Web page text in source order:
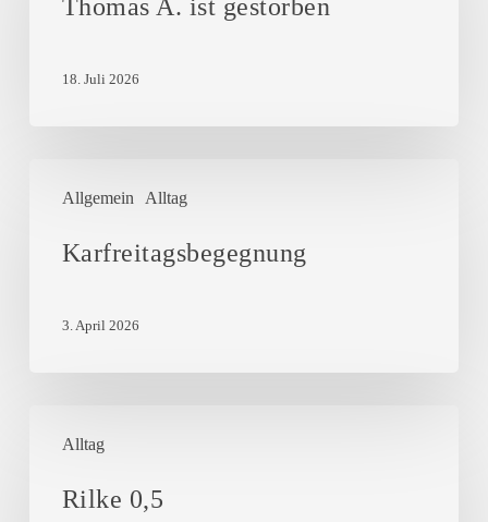
gestorben
Thomas A. ist gestorben
18. Juli 2026
Allgemein Alltag
Karfreitagsbegegnung
3. April 2026
Alltag
Rilke 0,5